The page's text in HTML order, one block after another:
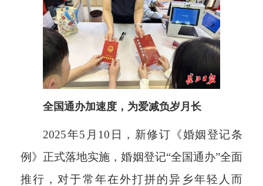
全国通办加速度，为爱减负岁月长
2025年5月10日，新修订《婚姻登记条
例》正式落地实施，婚姻登记“全国通办”全面
推行，对于常年在外打拼的异乡年轻人而